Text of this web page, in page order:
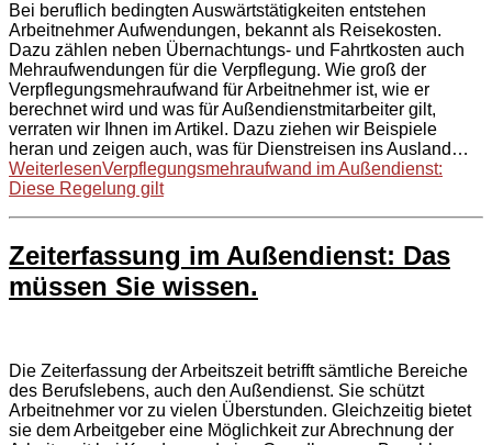
Bei beruflich bedingten Auswärtstätigkeiten entstehen
Arbeitnehmer Aufwendungen, bekannt als Reisekosten.
Dazu zählen neben Übernachtungs- und Fahrtkosten auch
Mehraufwendungen für die Verpflegung. Wie groß der
Verpflegungsmehraufwand für Arbeitnehmer ist, wie er
berechnet wird und was für Außendienstmitarbeiter gilt,
verraten wir Ihnen im Artikel. Dazu ziehen wir Beispiele
heran und zeigen auch, was für Dienstreisen ins Ausland…
WeiterlesenVerpflegungsmehraufwand im Außendienst:
Diese Regelung gilt
Zeiterfassung im Außendienst: Das
müssen Sie wissen.
Die Zeiterfassung der Arbeitszeit betrifft sämtliche Bereiche
des Berufslebens, auch den Außendienst. Sie schützt
Arbeitnehmer vor zu vielen Überstunden. Gleichzeitig bietet
sie dem Arbeitgeber eine Möglichkeit zur Abrechnung der